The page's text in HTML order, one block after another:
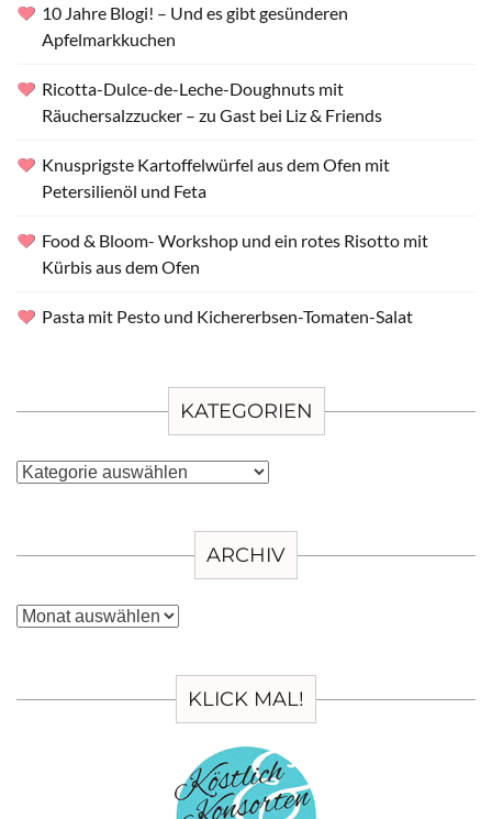
10 Jahre Blogi! – Und es gibt gesünderen
Apfelmarkkuchen
Ricotta-Dulce-de-Leche-Doughnuts mit
Räuchersalzzucker – zu Gast bei Liz & Friends
Knusprigste Kartoffelwürfel aus dem Ofen mit
Petersilienöl und Feta
Food & Bloom- Workshop und ein rotes Risotto mit
Kürbis aus dem Ofen
Pasta mit Pesto und Kichererbsen-Tomaten-Salat
KATEGORIEN
Kategorien
ARCHIV
Archiv
KLICK MAL!